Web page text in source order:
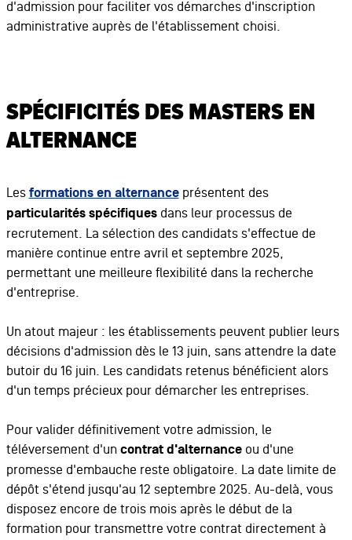
d'admission pour faciliter vos démarches d'inscription
administrative auprès de l'établissement choisi.
SPÉCIFICITÉS DES MASTERS EN
ALTERNANCE
Lesformations en alternanceprésentent des
particularités spécifiquesdans leur processus de
recrutement. La sélection des candidats s'effectue de
manière continue entre avril et septembre 2025,
permettant une meilleure flexibilité dans la recherche
d'entreprise.
Un atout majeur : les établissements peuvent publier leurs
décisions d'admission dès le 13 juin, sans attendre la date
butoir du 16 juin. Les candidats retenus bénéficient alors
d'un temps précieux pour démarcher les entreprises.
Pour valider définitivement votre admission, le
téléversement d'un contrat d'alternanceou d'une
promesse d'embauche reste obligatoire. La date limite de
dépôt s'étend jusqu'au 12 septembre 2025. Au-delà, vous
disposez encore de trois mois après le début de la
formation pour transmettre votre contrat directement à